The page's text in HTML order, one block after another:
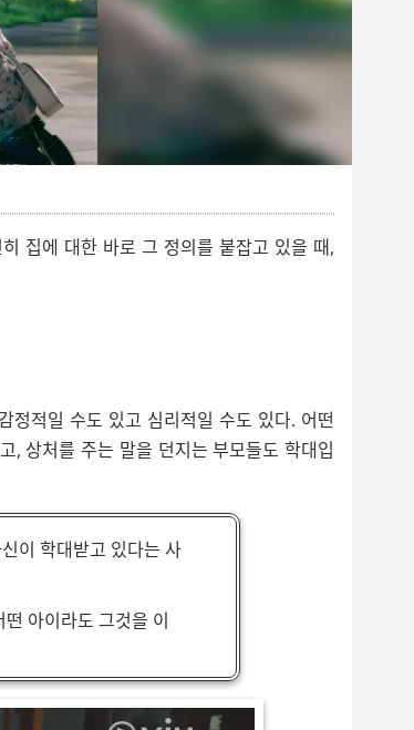
집에 대한 바로 그 정의를 붙잡고 있을 때,
정적일 수도 있고 심리적일 수도 있다. 어떤
, 상처를 주는 말을 던지는 부모들도 학대입
이 학대받고 있다는 사
아이라도 그것을 이